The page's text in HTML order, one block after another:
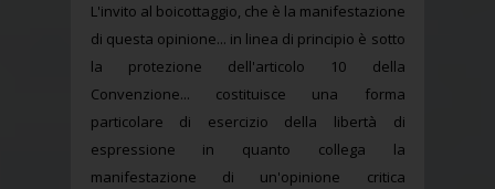
L'invito al boicottaggio, che è la manifestazione
di questa opinione... in linea di principio è sotto
la protezione dell'articolo 10 della
Convenzione... costituisce una forma
particolare di esercizio della libertà di
espressione in quanto collega la
manifestazione di un'opinione critica